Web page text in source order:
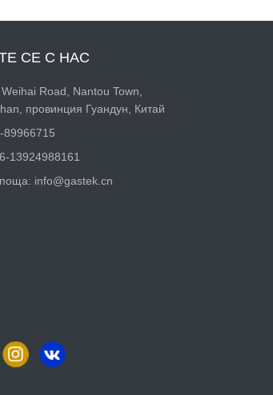
СЕ С НАС
Road, Nantou Town,
провинция Гуандун, Китай
89966715
13924988161
info@gastek.cn